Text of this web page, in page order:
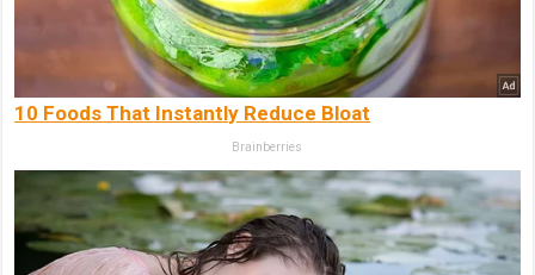
10 Foods That Instantly Reduce Bloat
Brainberries